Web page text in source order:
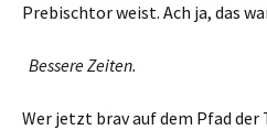
Prebischtor weist. Ach ja, das
Bessere Zeiten.
Wer jetzt brav auf dem Pfad